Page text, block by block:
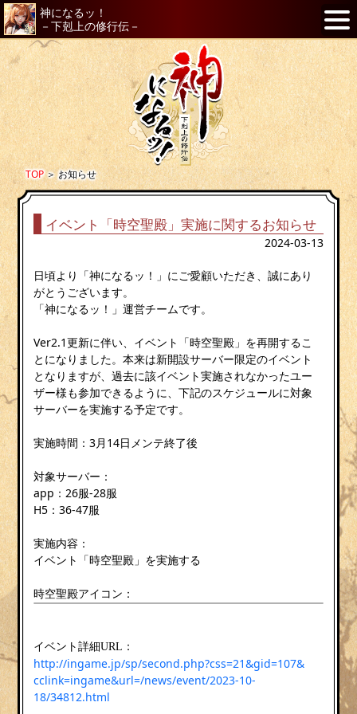
神になるッ！
－下剋上の修行伝－
TOP＞お知らせ
イベント「時空聖殿」実施に関するお知らせ
2024-03-13
日頃より「神になるッ！」にご愛顧いただき、誠にあり
がとうございます。
「神になるッ！」運営チームです。
Ver2.1更新に伴い、イベント「時空聖殿」を再開するこ
とになりました。本来は新開設サーバー限定のイベント
となりますが、過去に該イベント実施されなかったユー
ザー様も参加できるように、下記のスケジュールに対象
サーバーを実施する予定です。
実施時間：3月14日メンテ終了後
対象サーバー：
app：26服-28服
H5：36-47服
実施内容：
イベント「時空聖殿」を実施する
時空聖殿アイコン：
イベント詳細URL：
http://ingame.jp/sp/second.php?css=21&gid=107&
cclink=ingame&url=/news/event/2023-10-
18/34812.html